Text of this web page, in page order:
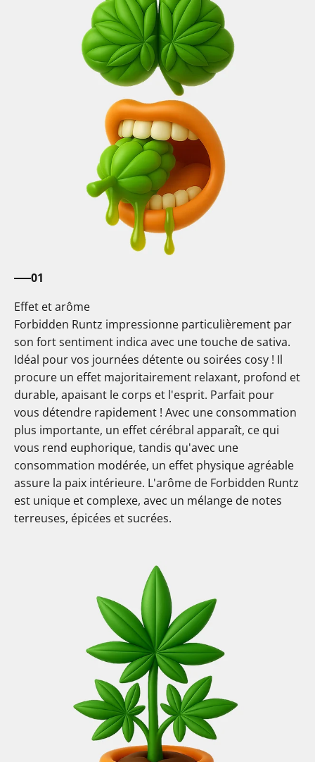
01
Effet et arôme
Forbidden Runtz impressionne particulièrement par
son fort sentiment indica avec une touche de sativa.
Idéal pour vos journées détente ou soirées cosy ! Il
procure un effet majoritairement relaxant, profond et
durable, apaisant le corps et l'esprit. Parfait pour
vous détendre rapidement ! Avec une consommation
plus importante, un effet cérébral apparaît, ce qui
vous rend euphorique, tandis qu'avec une
consommation modérée, un effet physique agréable
assure la paix intérieure. L'arôme de Forbidden Runtz
est unique et complexe, avec un mélange de notes
terreuses, épicées et sucrées.